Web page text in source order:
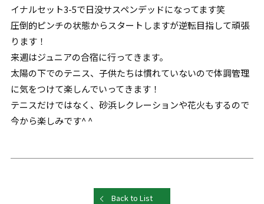
イナルセット3-5で日没サスペンデッドになってます笑
圧倒的ピンチの状態からスタートしますが逆転目指して頑張
ります！
来週はジュニアの合宿に行ってきます。
太陽の下でのテニス、子供たちは慣れていないので体調管理
に気をつけて楽しんでいってきます！
テニスだけではなく、砂浜レクレーションや花火もするので
今から楽しみです^ ^
Back to List